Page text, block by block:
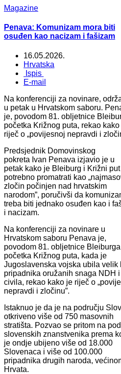
Magazine
Penava: Komunizam mora biti
osuđen kao nacizam i fašizam
16.05.2026.
Hrvatska
Ispis
E-mail
Na konferenciji za novinare,
u petak u Hrvatskom saboru.
je, povodom 81. obljetnice
početka Križnog puta, rekao
riječ o „povijesnoj nepravdi i
Predsjednik Domovinskog
pokreta Ivan Penava izjavio je u
petak kako je Bleiburg i Križni put
potrebno promatrati kao
zločin počinjen nad hrvatskim
narodom”, poručivši da
treba biti jednako osuđen kao i
i nacizam.
Na konferenciji za novinare u
Hrvatskom saboru Penava je,
povodom 81. obljetnice
početka Križnog puta, kada je
Jugoslavenska vojska ubila velik
pripadnika oružanih snaga NDH i
civila, rekao kako je riječ o
nepravdi i zločinu”.
Istaknuo je da je na području
otkriveno više od 750 masovnih
stratišta. Pozvao se pritom na
slovenskih znanstvenika prema
je ondje ubijeno više od 18.000
Slovenaca i više od 100.000
pripadnika drugih naroda,
Hrvata.